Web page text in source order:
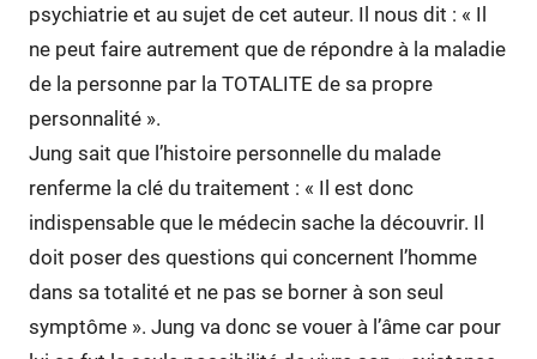
psychiatrie et au sujet de cet auteur. Il nous dit : « Il
ne peut faire autrement que de répondre à la maladie
de la personne par la TOTALITE de sa propre
personnalité ».
Jung sait que l’histoire personnelle du malade
renferme la clé du traitement : « Il est donc
indispensable que le médecin sache la découvrir. Il
doit poser des questions qui concernent l’homme
dans sa totalité et ne pas se borner à son seul
symptôme ». Jung va donc se vouer à l’âme car pour